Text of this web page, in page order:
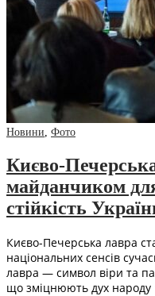
Новини, Фото
Києво-
майданчиком
стійкість
Києво-Печерська лавра
національних сенсів
лавра — символ віри та
що зміцнюють дух